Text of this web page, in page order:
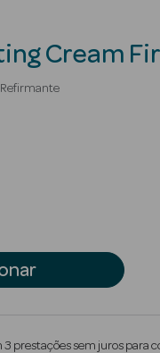
Cream
3 prestações sem juros para